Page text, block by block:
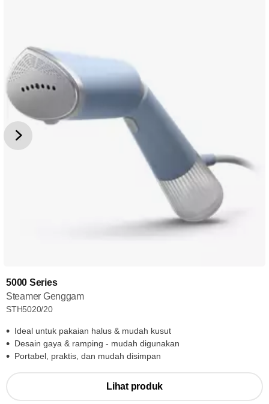
5000 Series
Steamer Genggam
STH5020/20
Ideal untuk pakaian halus & mudah kusut
Desain gaya & ramping - mudah digunakan
Portabel, praktis, dan mudah disimpan
Lihat produk